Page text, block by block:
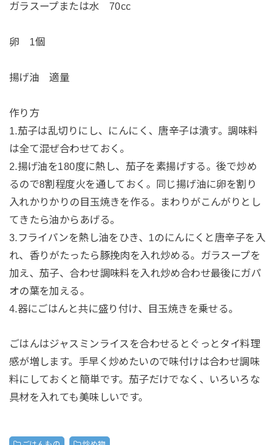
ガラスープまたは水 70cc
卵 1個
揚げ油 適量
作り方
1.茄子は乱切りにし、にんにく、唐辛子は潰す。調味料
は全て混ぜ合わせておく。
2.揚げ油を180度に熱し、茄子を素揚げする。後で炒め
るので8割程度火を通しておく。同じ揚げ油に卵を割り
入れかりかりの目玉焼きを作る。まわりがこんがりとし
てきたら油からあげる。
3.フライパンを熱し油をひき、1のにんにくと唐辛子を入
れ、香りがたったら豚挽肉を入れ炒める。ガラスープを
加え、茄子、合わせ調味料を入れ炒め合わせ最後にガパ
オの葉を加える。
4.器にごはんと共に盛り付け、目玉焼きを乗せる。
ごはんはジャスミンライスを合わせるとぐっとタイ料理
感が増します。手早く炒めたいので味付けは合わせ調味
料にしておくと簡単です。茄子だけでなく、いろいろな
具材を入れても美味しいです。